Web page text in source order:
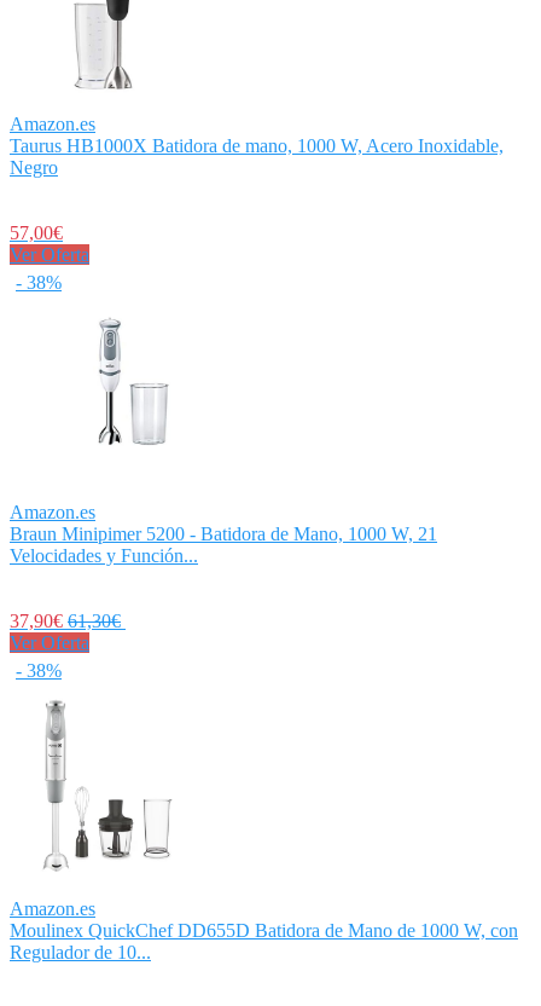
Amazon.es
Taurus HB1000X Batidora de mano, 1000 W, Acero Inoxidable,
Negro
57,00€
Ver Oferta
- 38%
Amazon.es
Braun Minipimer 5200 - Batidora de Mano, 1000 W, 21
Velocidades y Función...
37,90€ 61,30€
Ver Oferta
- 38%
Amazon.es
Moulinex QuickChef DD655D Batidora de Mano de 1000 W, con
Regulador de 10...